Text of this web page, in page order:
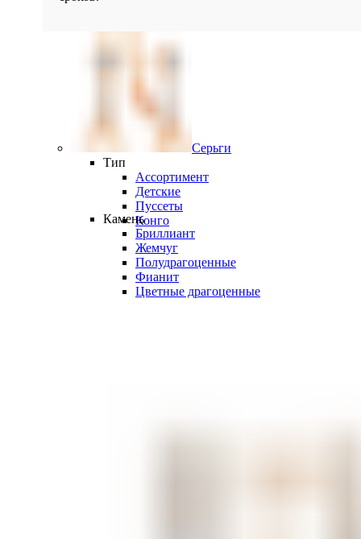
Серьги
Тип
Ассортимент
Детские
Пуссеты
Конго
Камень
Бриллиант
Жемчуг
Полудрагоценные
Фианит
Цветные драгоценные